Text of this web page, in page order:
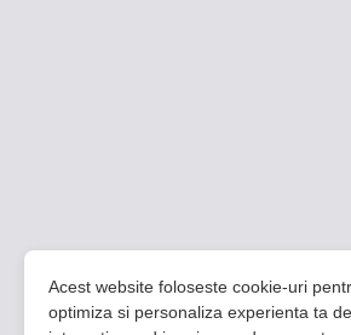
Acest website foloseste cookie-uri
optimiza si personaliza experienta ta